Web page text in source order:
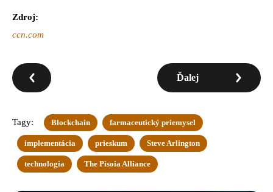
Zdroj:
ccn.com
Ďalej
Tagy: Blockchain farmaceutický priemysel
implementácia prieskum Steve Arlington
technologia The Pisoia Alliance